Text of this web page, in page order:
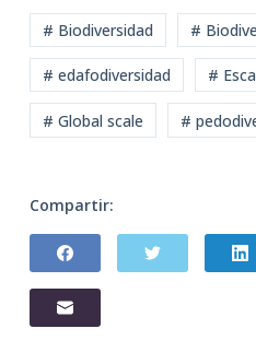
# Biodiversidad #
# edafodiversidad #
# Global scale #
Compartir: